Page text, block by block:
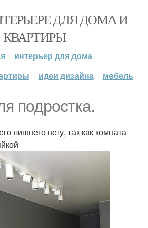
ДЛЯ ДОМА И
КВАРТИРЫ
интерьер для дома
идеи дизайна мебель
подростка.
лишнего нету, так как комната